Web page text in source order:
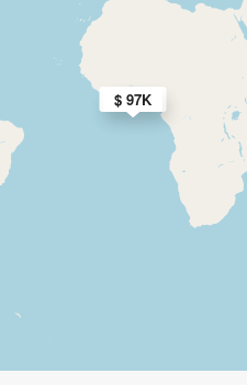
$ 205K
$ 97K